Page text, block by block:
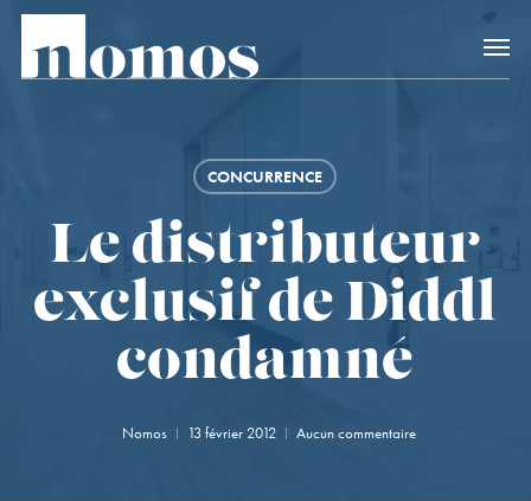
Skip
main
Accès rapide
CONCURRENCE
Le distributeur
exclusif de Diddl
condamné
Nomos 13 février 2012 Aucun commentaire